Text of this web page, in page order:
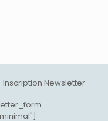
Inscription Newsletter